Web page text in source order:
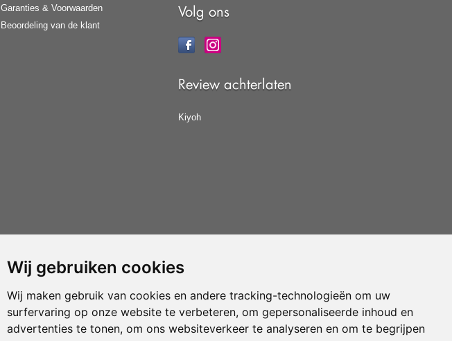
Wij gebruiken cookies
Wij maken gebruik van cookies en andere tracking-technologieën om uw
surfervaring op onze website te verbeteren, om gepersonaliseerde inhoud en
advertenties te tonen, om ons websiteverkeer te analyseren en om te begrijpen
Garanties & Voorwaarden
Beoordeling van de klant
Volg ons
Review achterlaten
Kiyoh
Gebruik van deze site betekent dat u dealgemene voorwaarden
Vloerenvoordelig.nl is een onderdeel van